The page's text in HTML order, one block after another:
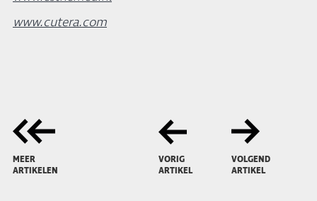
www.cutera.com
MEER
ARTIKELEN
VORIG
ARTIKEL
VOLGEND
ARTIKEL